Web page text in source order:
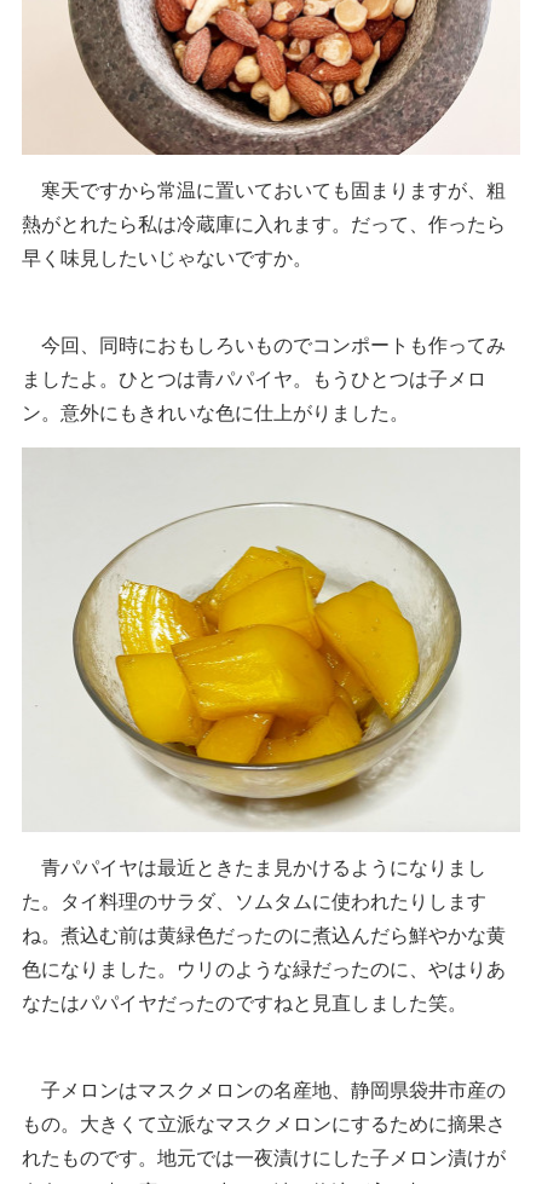
寒天ですから常温に置いておいても固まりますが、粗
熱がとれたら私は冷蔵庫に入れます。だって、作ったら
早く味見したいじゃないですか。
今回、同時におもしろいものでコンポートも作ってみ
ましたよ。ひとつは青パパイヤ。もうひとつは子メロ
ン。意外にもきれいな色に仕上がりました。
青パパイヤは最近ときたま見かけるようになりまし
た。タイ料理のサラダ、ソムタムに使われたりします
ね。煮込む前は黄緑色だったのに煮込んだら鮮やかな黄
色になりました。ウリのような緑だったのに、やはりあ
なたはパパイヤだったのですねと見直しました笑。
子メロンはマスクメロンの名産地、静岡県袋井市産の
もの。大きくて立派なマスクメロンにするために摘果さ
れたものです。地元では一夜漬けにした子メロン漬けが